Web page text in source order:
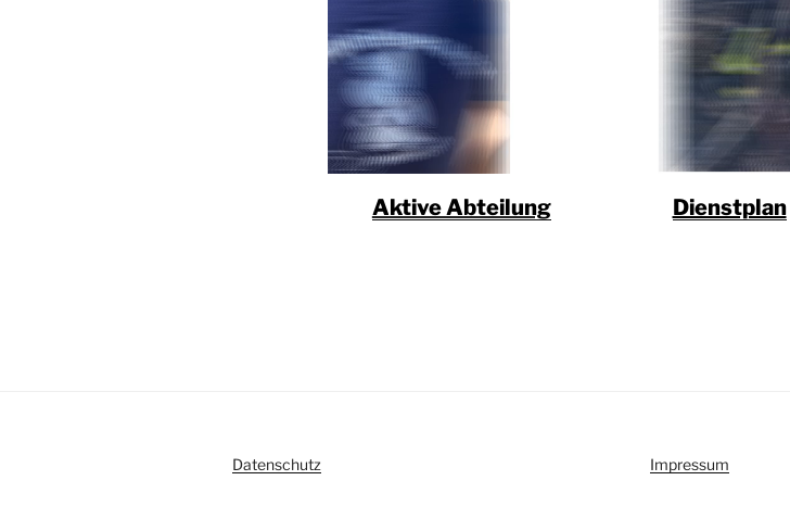
Aktive Abteilung Dienstplan
Datenschutz Impressum